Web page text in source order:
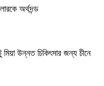
অর্থদন্ড
উন্নত চিকিৎসার জন্য চীনে